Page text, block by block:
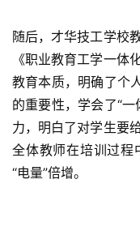
随后，才华技工学校
《职业教育工学一体
教育本质，明确了个
的重要性，学会了“
力，明白了对学生要
全体教师在培训过程
“电量”倍增。